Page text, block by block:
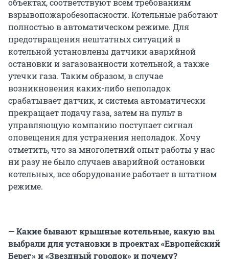
объектах, соответствуют всем требованиям
взрывопожаробезопасности. Котельные работают
полностью в автоматическом режиме. Для
предотвращения нештатных ситуаций в
котельной установлены датчики аварийной
остановки и загазованности котельной, а также
утечки газа. Таким образом, в случае
возникновения каких-либо неполадок
срабатывает датчик, и система автоматически
прекращает подачу газа, затем на пульт в
управляющую компанию поступает сигнал
оповещения для устранения неполадок. Хочу
отметить, что за многолетний опыт работы у нас
ни разу не было случаев аварийной остановки
котельных, все оборудование работает в штатном
режиме.
— Какие бывают крышные котельные, какую вы
выбрали для установки в проектах «Европейский
Берег» и «Звездный городок» и почему?